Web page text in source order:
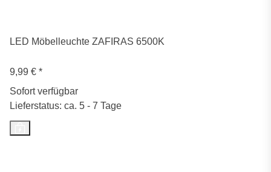
LED Möbelleuchte ZAFIRAS 6500K
9,99 € *
Sofort verfügbar
Lieferstatus: ca. 5 - 7 Tage